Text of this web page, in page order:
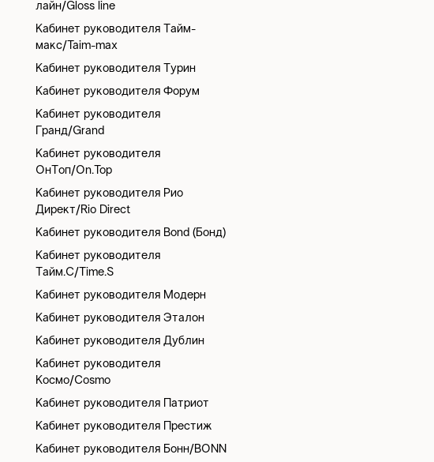
лайн/Gloss line
Кабинет руководителя Тайм-
макс/Taim-max
Кабинет руководителя Турин
Кабинет руководителя Форум
Кабинет руководителя
Гранд/Grand
Кабинет руководителя
ОнТоп/On.Top
Кабинет руководителя Рио
Директ/Rio Direct
Кабинет руководителя Bond (Бонд)
Кабинет руководителя
Тайм.С/Time.S
Кабинет руководителя Модерн
Кабинет руководителя Эталон
Кабинет руководителя Дублин
Кабинет руководителя
Космо/Cosmo
Кабинет руководителя Патриот
Кабинет руководителя Престиж
Кабинет руководителя Бонн/BONN